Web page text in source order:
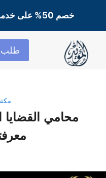
المحتوى
خصم 50% على خدمات والاستشارات القانونية
طلب
محامي القضايا
معرفته